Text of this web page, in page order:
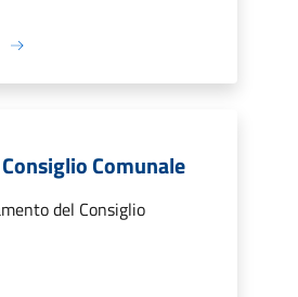
Comunale
del Consiglio